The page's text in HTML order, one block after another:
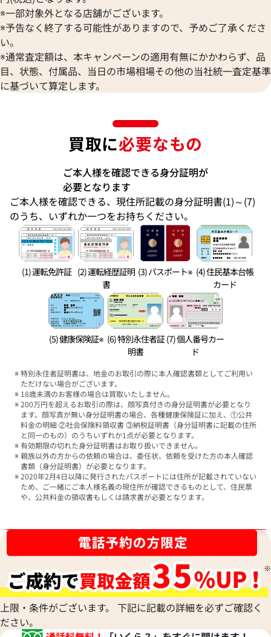
※一部対象外となる店舗がございます。
※予告なく終了する可能性がありますので、予めご了承くださ
い。
※通常査定額は、本キャンペーンの適用有無にかかわらず、品
目、状態、付属品、当日の市場相場その他の当社統一査定基準
に基づいて算定します。
買取に必要なもの
ご本人様を確認できる身分証明が
必要となります
ご本人様を確認できる、現住所記載の身分証明書(1)～(7)
のうち、いずれか一つをお持ちください。
(1) 運転免許証 (2) 運転経歴証明
書
(3) パスポート※ (4) 住民基本台帳
カード
(5) 健康保険証※ (6) 特別永住者証
明書
(7) 個人番号カー
ド
特別永住者証明書は、地金のお取引の際に本人確認書類としてご利用い
ただけない場合がございます。
18歳未満のお客様の場合は買取いたしません。
200万円を超えるお取引の際は、顔写真付きの身分証明書が必要となり
ます。顔写真が無い身分証明書の場合、各種健康保険証に加え、①公共
料金の明細 ②社会保険料領収書 ③納税証明書（身分証明書に記載の住所
と同一のもの）のうちいずれか1点が必要となります。
有効期限の切れた身分証明書はお取り扱いできません。
親族以外の方からの依頼の場合は、委任状、依頼を受けた方の本人確認
書類（身分証明書）が必要となります。
2020年2月4日以降に発行されたパスポートには住所が記載されていない
ため、ご一緒にご本人様名義の現住所が確認できるものとして、住民票
や、公共料金の領収書もしくは請求書が必要となります。
上限・条件がございます。 下記に記載の詳細を必ずご確認く
ださい。